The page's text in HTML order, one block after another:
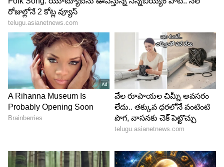
Image Credit :
ఈ ప్లాన్‌లో లేని ప్రయోజనాలు
ఈ రీఛార్జ్ పూర్తిగా వినోద సేవల కోసం మాత్రమే
రూపొందించారు. ఇందులో వాయిస్ కాల్స్, ఎస్‌ఎంఎస్ లేదా
డేటా ప్రయోజనాలు ఉండవు. సేవలను వినియోగించాలంటే
యాక్టివ్ జియో మొబైల్ కనెక్షన్ తప్పనిసరి. ఒక జియోటీవీ